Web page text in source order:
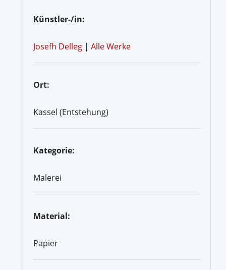
Künstler-/in:
Josefh Delleg | Alle Werke
Ort:
Kassel (Entstehung)
Kategorie:
Malerei
Material:
Papier